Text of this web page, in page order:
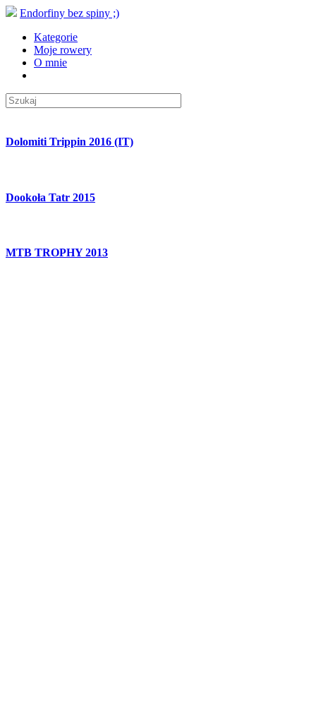
Endorfiny bez spiny ;)
Kategorie
Moje rowery
O mnie
Dolomiti Trippin 2016 (IT)
Dookoła Tatr 2015
MTB TROPHY 2013